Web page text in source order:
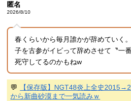
匿名
2026/8/10
春くらいから毎月誰かが辞めていく
子を古参がイビって辞めさせて〝一
死守してるのかもねw
💬
【保存版】NGT48炎上全史
から新曲砂漠まで一気読みｗ